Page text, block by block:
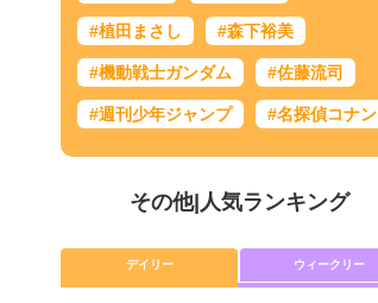
#植田まさし #森下裕美
#機動戦士ガンダム #佐藤流司
#週刊少年ジャンプ #名探偵コナン
その他| 人気ランキング
デイリー ウィークリー